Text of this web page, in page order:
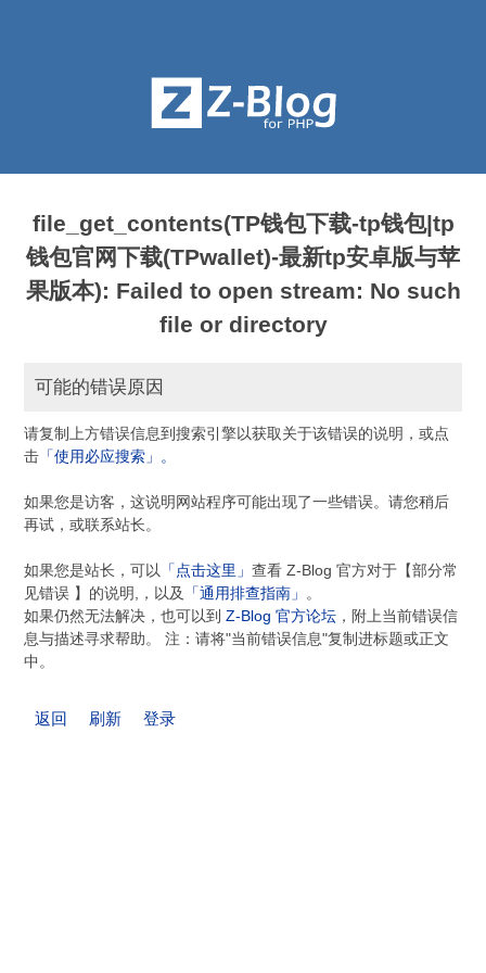
file_get_contents(TP钱包下载-tp钱包|tp
钱包官网下载(TPwallet)-最新tp安卓版与苹
果版本): Failed to open stream: No such
file or directory
可能的错误原因
请复制上方错误信息到搜索引擎以获取关于该错误的说明，或点
击 「使用必应搜索」。
如果您是访客，这说明网站程序可能出现了一些错误。请您稍后
再试，或联系站长。
如果您是站长，可以 「点击这里」查看 Z-Blog 官方对于【部分常
见错误 】的说明,，以及
「通用排查指南」 。
如果仍然无法解决，也可以到Z-Blog 官方论坛 ，附上当前错误信
息与描述寻求帮助。 注：请将"当前错误信息"复制进标题或正文
中。
返回 刷新 登录